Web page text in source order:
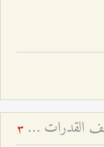
تحمّل أعباء الولاية مائدة أمام مختلف القدرات - عيد الغدير ۱٤۳۱ هـ 3